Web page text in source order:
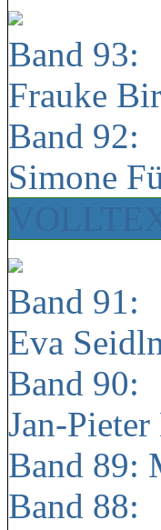
Band 93:
Frauke
Band 92:
Simone
Band 91:
Eva
Band 90:
Jan-
Band 89:
Band 88: